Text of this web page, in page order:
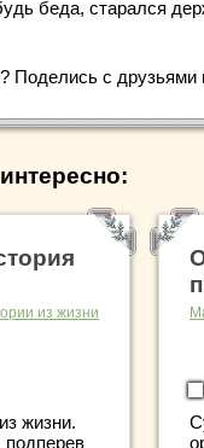
беда, старался
Поделись с друзьями
из жизни
жизни.
подперев